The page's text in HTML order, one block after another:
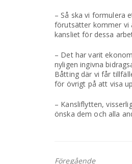
– Så ska vi formulera
förutsätter kommer vi
kansliet för dessa
– Det har varit
nyligen ingivna
Båtting där vi får
för övrigt på att visa
– Kansliflytten,
önska dem och alla
Föregående